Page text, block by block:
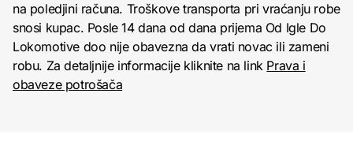
na poledjini računa. Troškove transporta pri vraćanju robe
snosi kupac. Posle 14 dana od dana prijema Od Igle Do
Lokomotive doo nije obavezna da vrati novac ili zameni
robu. Za detaljnije informacije kliknite na link Prava i
obaveze potrošača